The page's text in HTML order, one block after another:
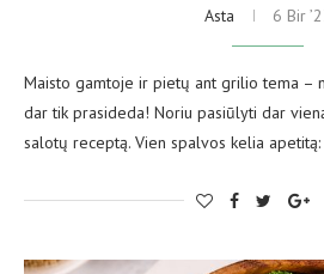
Asta 6 Bir
Maisto gamtoje ir pietų ant grilio tema –
dar tik prasideda! Noriu pasiūlyti dar
salotų receptą. Vien spalvos kelia